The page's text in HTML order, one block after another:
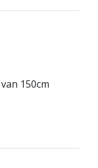
150cm